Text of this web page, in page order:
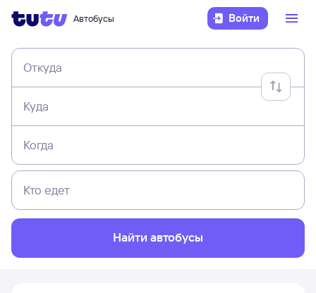
Автобусы Войти
Откуда
Куда
Когда
Кто едет
Найти автобусы